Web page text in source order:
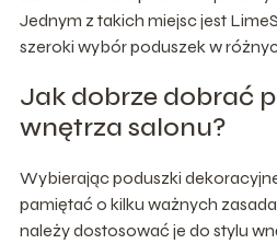
Jednym z takich miejsc jest
szeroki wybór poduszek w
Jak dobrze dobrać
wnętrza salonu?
Wybierając poduszki
pamiętać o kilku ważnych
należy dostosować je do stylu